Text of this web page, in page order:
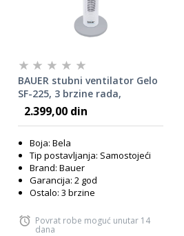
BAUER stubni ventilator Gelo
SF-225, 3 brzine rada,
moderan dizajn, Beli
2.399,00 din
Boja: Bela
Tip postavljanja: Samostojeći
Brand: Bauer
Garancija: 2 god
Ostalo: 3 brzine
Povrat robe moguć unutar 14
dana